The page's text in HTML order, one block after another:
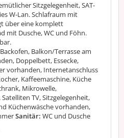
Sitzgelegenheit, SAT-
W-Lan. Schlafraum mit
über eine komplett
mit Dusche, WC und Föhn.
Balkon/Terrasse am
Doppelbett, Essecke,
vorhanden, Internetanschluss
Kaffeemaschine, Küche
Mikrowelle,
TV, Sitzgelegenheit,
Küchenwäsche vorhanden,
Sanitär: WC und Dusche